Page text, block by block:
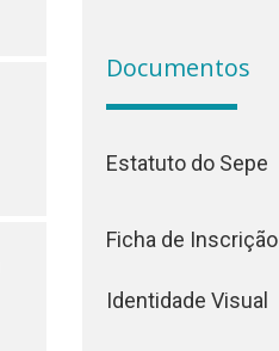
Documentos
Estatuto do Sepe
Ficha de Inscrição
Identidade Visual